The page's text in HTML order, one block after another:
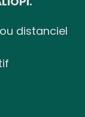
distanciel